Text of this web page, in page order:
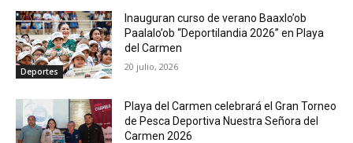
Deportes
Inauguran curso de verano Baaxlo’ob
Paalalo’ob “Deportilandia 2026” en Playa
del Carmen
20 julio, 2026
Playa del Carmen celebrará el Gran Torneo
de Pesca Deportiva Nuestra Señora del
Carmen 2026